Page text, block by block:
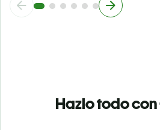
Hazlo todo